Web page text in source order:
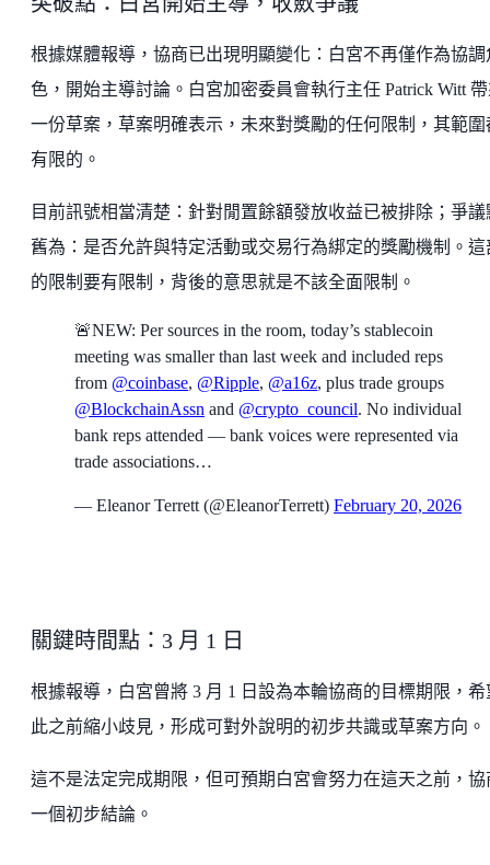
根據媒體報導，協商已出現明顯變化：白宮不再僅作為協調
色，開始主導討論。白宮加密委員會執行主任 Patrick Witt
一份草案，草案明確表示，未來對獎勵的任何限制，其範圍
有限的。
目前訊號相當清楚：針對閒置餘額發放收益已被排除；爭議
舊為：是否允許與特定活動或交易行為綁定的獎勵機制。這
的限制要有限制，背後的意思就是不該全面限制。
🚨NEW: Per sources in the room, today’s stablecoin
meeting was smaller than last week and included reps
from @coinbase, @Ripple, @a16z, plus trade groups
@BlockchainAssn and @crypto_council. No individual
bank reps attended — bank voices were represented via
trade associations…
— Eleanor Terrett (@EleanorTerrett) February 20, 2026
關鍵時間點：3 月 1 日
根據報導，白宮曾將 3 月 1 日設為本輪協商的目標期限，希
此之前縮小歧見，形成可對外說明的初步共識或草案方向。
這不是法定完成期限，但可預期白宮會努力在這天之前，協
一個初步結論。